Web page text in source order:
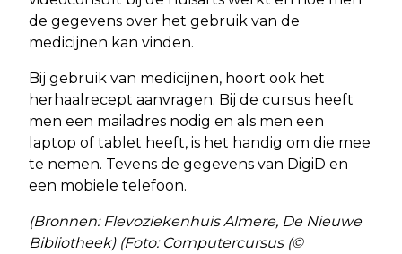
de gegevens over het gebruik van de
medicijnen kan vinden.
Bij gebruik van medicijnen, hoort ook het
herhaalrecept aanvragen. Bij de cursus heeft
men een mailadres nodig en als men een
laptop of tablet heeft, is het handig om die mee
te nemen. Tevens de gegevens van DigiD en
een mobiele telefoon.
(Bronnen: Flevoziekenhuis Almere, De Nieuwe
Bibliotheek) (Foto: Computercursus (©